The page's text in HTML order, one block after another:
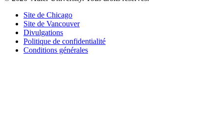
Site de Chicago
Site de Vancouver
Divulgations
Politique de confidentialité
Conditions générales